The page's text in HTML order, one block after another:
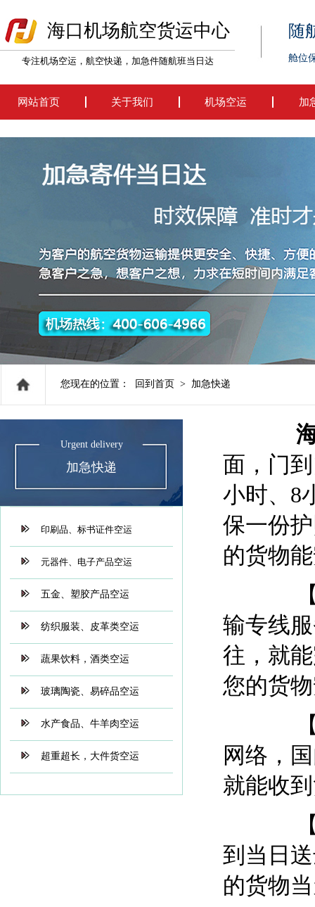
海口机场航空货运中心
专注机场空运，航空快递，加急件随航班当日达
随
舱位
网站首页 关于我们 机场空运 加
您现在的位置： 回到首页 > 加急快递
Urgent delivery
加急快递
印刷品、标书证件空运
元器件、电子产品空运
五金、塑胶产品空运
纺织服装、皮革类空运
蔬果饮料，酒类空运
玻璃陶瓷、易碎品空运
水产食品、牛羊肉空运
超重超长，大件货空运
面，门
小时、8
保一份
的货物
【15
输专线
往，就
您的货
【国
网络，
就能收
【当
到当日
的货物